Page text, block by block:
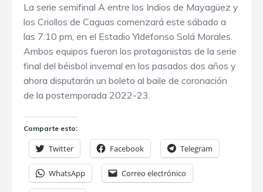
La serie semifinal A entre los Indios de Mayagüez y
los Criollos de Caguas comenzará este sábado a
las 7:10 pm, en el Estadio Yldefonso Solá Morales.
Ambos equipos fueron los protagonistas de la serie
final del béisbol invernal en los pasados dos años y
ahora disputarán un boleto al baile de coronación
de la postemporada 2022-23.
Comparte esto:
Twitter Facebook Telegram
WhatsApp Correo electrónico